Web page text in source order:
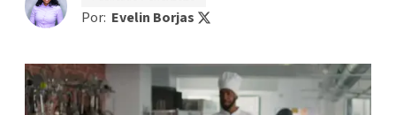
Por: Evelin Borjas